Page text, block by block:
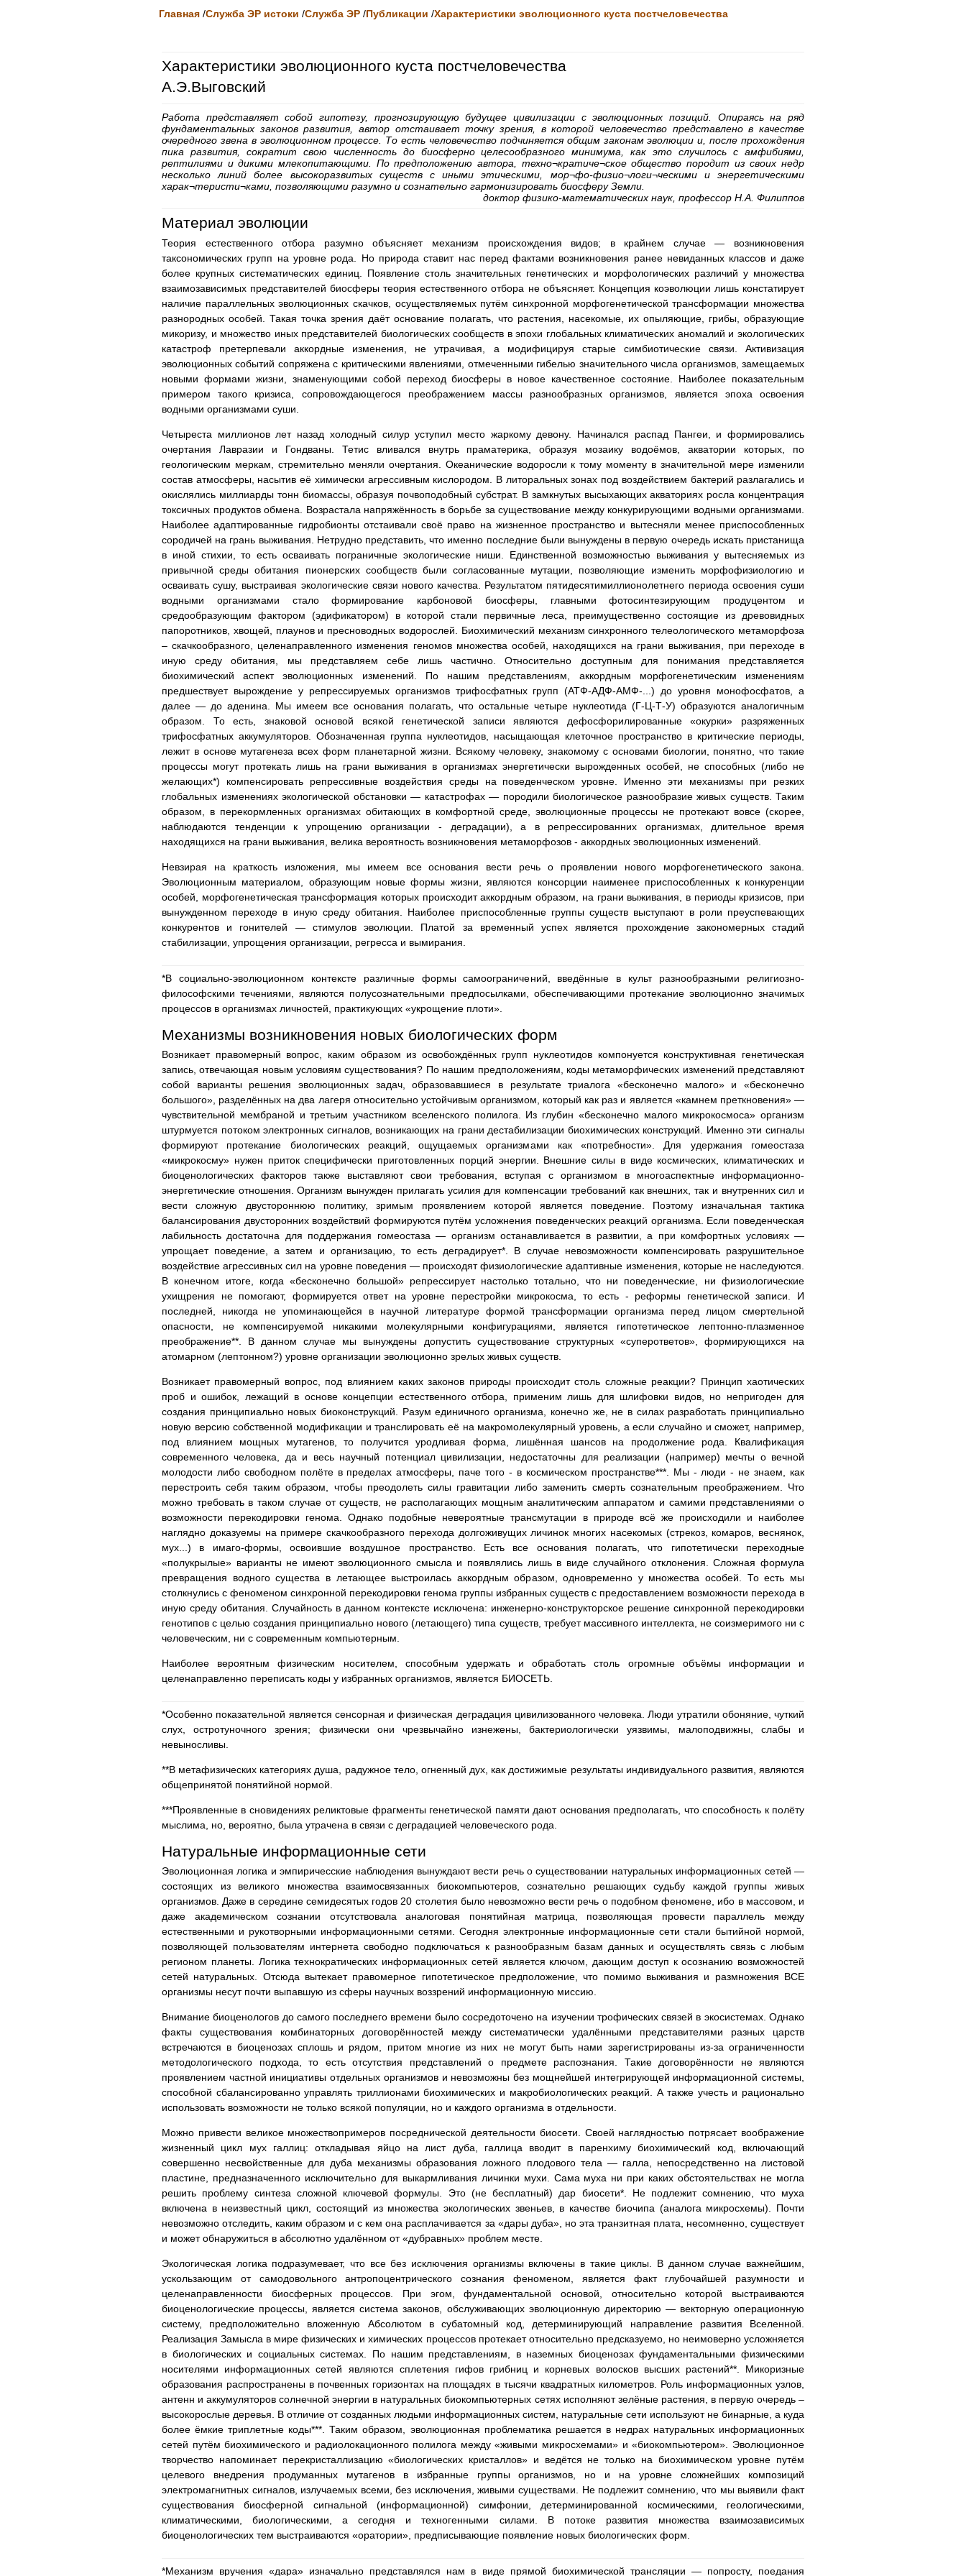
Главная /Служба ЭР истоки /Служба ЭР /Публикации /Характеристики эволюционного куста постчеловечества
Характеристики эволюционного куста постчеловечества
А.Э.Выговский
Работа представляет собой гипотезу, прогнозирующую будущее цивилизации с эволюционных позиций. Опираясь на ряд
фундаментальных законов развития, автор отстаивает точку зрения, в которой человечество представлено в качестве
очередного звена в эволюционном процессе. То есть человечество подчиняется общим законам эволюции и, после прохождения
пика развития, сократит свою численность до биосферно целесообразного минимума, как это случилось с амфибиями,
рептилиями и дикими млекопитающими. По предположению автора, техно¬кратиче¬ское общество породит из своих недр
несколько линий более высокоразвитых существ с иными этическими, мор¬фо-физио¬логи¬ческими и энергетическими
харак¬теристи¬ками, позволяющими разумно и сознательно гармонизировать биосферу Земли.
доктор физико-математических наук, профессор Н.А. Филиппов
Материал эволюции
Теория естественного отбора разумно объясняет механизм происхождения видов; в крайнем случае — возникновения
таксономических групп на уровне рода. Но природа ставит нас перед фактами возникновения ранее невиданных классов и даже
более крупных систематических единиц. Появление столь значительных генетических и морфологических различий у множества
взаимозависимых представителей биосферы теория естественного отбора не объясняет. Концепция коэволюции лишь констатирует
наличие параллельных эволюционных скачков, осуществляемых путём синхронной морфогенетической трансформации множества
разнородных особей. Такая точка зрения даёт основание полагать, что растения, насекомые, их опыляющие, грибы, образующие
микоризу, и множество иных представителей биологических сообществ в эпохи глобальных климатических аномалий и экологических
катастроф претерпевали аккордные изменения, не утрачивая, а модифицируя старые симбиотические связи. Активизация
эволюционных событий сопряжена с критическими явлениями, отмеченными гибелью значительного числа организмов, замещаемых
новыми формами жизни, знаменующими собой переход биосферы в новое качественное состояние. Наиболее показательным
примером такого кризиса, сопровождающегося преображением массы разнообразных организмов, является эпоха освоения
водными организмами суши.
Четыреста миллионов лет назад холодный силур уступил место жаркому девону. Начинался распад Пангеи, и формировались
очертания Лавразии и Гондваны. Тетис вливался внутрь праматерика, образуя мозаику водоёмов, акватории которых, по
геологическим меркам, стремительно меняли очертания. Океанические водоросли к тому моменту в значительной мере изменили
состав атмосферы, насытив её химически агрессивным кислородом. В литоральных зонах под воздействием бактерий разлагались и
окислялись миллиарды тонн биомассы, образуя почвоподобный субстрат. В замкнутых высыхающих акваториях росла концентрация
токсичных продуктов обмена. Возрастала напряжённость в борьбе за существование между конкурирующими водными организмами.
Наиболее адаптированные гидробионты отстаивали своё право на жизненное пространство и вытесняли менее приспособленных
сородичей на грань выживания. Нетрудно представить, что именно последние были вынуждены в первую очередь искать пристанища
в иной стихии, то есть осваивать пограничные экологические ниши. Единственной возможностью выживания у вытесняемых из
привычной среды обитания пионерских сообществ были согласованные мутации, позволяющие изменить морфофизиологию и
осваивать сушу, выстраивая экологические связи нового качества. Результатом пятидесятимиллионолетнего периода освоения суши
водными организмами стало формирование карбоновой биосферы, главными фотосинтезирующим продуцентом и
средообразующим фактором (эдификатором) в которой стали первичные леса, преимущественно состоящие из древовидных
папоротников, хвощей, плаунов и пресноводных водорослей. Биохимический механизм синхронного телеологического метаморфоза
– скачкообразного, целенаправленного изменения геномов множества особей, находящихся на грани выживания, при переходе в
иную среду обитания, мы представляем себе лишь частично. Относительно доступным для понимания представляется
биохимический аспект эволюционных изменений. По нашим представлениям, аккордным морфогенетическим изменениям
предшествует вырождение у репрессируемых организмов трифосфатных групп (АТФ-АДФ-АМФ-...) до уровня монофосфатов, а
далее — до аденина. Мы имеем все основания полагать, что остальные четыре нуклеотида (Г-Ц-Т-У) образуются аналогичным
образом. То есть, знаковой основой всякой генетической записи являются дефосфорилированные «окурки» разряженных
трифосфатных аккумуляторов. Обозначенная группа нуклеотидов, насыщающая клеточное пространство в критические периоды,
лежит в основе мутагенеза всех форм планетарной жизни. Всякому человеку, знакомому с основами биологии, понятно, что такие
процессы могут протекать лишь на грани выживания в организмах энергетически вырожденных особей, не способных (либо не
желающих*) компенсировать репрессивные воздействия среды на поведенческом уровне. Именно эти механизмы при резких
глобальных изменениях экологической обстановки — катастрофах — породили биологическое разнообразие живых существ. Таким
образом, в перекормленных организмах обитающих в комфортной среде, эволюционные процессы не протекают вовсе (скорее,
наблюдаются тенденции к упрощению организации - деградации), а в репрессированних организмах, длительное время
находящихся на грани выживания, велика вероятность возникновения метаморфозов - аккордных эволюционных изменений.
Невзирая на краткость изложения, мы имеем все основания вести речь о проявлении нового морфогенетического закона.
Эволюционным материалом, образующим новые формы жизни, являются консорции наименее приспособленных к конкуренции
особей, морфогенетическая трансформация которых происходит аккордным образом, на грани выживания, в периоды кризисов, при
вынужденном переходе в иную среду обитания. Наиболее приспособленные группы существ выступают в роли преуспевающих
конкурентов и гонителей — стимулов эволюции. Платой за временный успех является прохождение закономерных стадий
стабилизации, упрощения организации, регресса и вымирания.
*В социально-эволюционном контексте различные формы самоограничений, введённые в культ разнообразными религиозно-
философскими течениями, являются полусознательными предпосылками, обеспечивающими протекание эволюционно значимых
процессов в организмах личностей, практикующих «укрощение плоти».
Механизмы возникновения новых биологических форм
Возникает правомерный вопрос, каким образом из освобождённых групп нуклеотидов компонуется конструктивная генетическая
запись, отвечающая новым условиям существования? По нашим предположениям, коды метаморфических изменений представляют
собой варианты решения эволюционных задач, образовавшиеся в результате триалога «бесконечно малого» и «бесконечно
большого», разделённых на два лагеря относительно устойчивым организмом, который как раз и является «камнем преткновения» —
чувствительной мембраной и третьим участником вселенского полилога. Из глубин «бесконечно малого микрокосмоса» организм
штурмуется потоком электронных сигналов, возникающих на грани дестабилизации биохимических конструкций. Именно эти сигналы
формируют протекание биологических реакций, ощущаемых организмами как «потребности». Для удержания гомеостаза
«микрокосму» нужен приток специфически приготовленных порций энергии. Внешние силы в виде космических, климатических и
биоценологических факторов также выставляют свои требования, вступая с организмом в многоаспектные информационно-
энергетические отношения. Организм вынужден прилагать усилия для компенсации требований как внешних, так и внутренних сил и
вести сложную двустороннюю политику, зримым проявлением которой является поведение. Поэтому изначальная тактика
балансирования двусторонних воздействий формируются путём усложнения поведенческих реакций организма. Если поведенческая
лабильность достаточна для поддержания гомеостаза — организм останавливается в развитии, а при комфортных условиях —
упрощает поведение, а затем и организацию, то есть деградирует*. В случае невозможности компенсировать разрушительное
воздействие агрессивных сил на уровне поведения — происходят физиологические адаптивные изменения, которые не наследуются.
В конечном итоге, когда «бесконечно большой» репрессирует настолько тотально, что ни поведенческие, ни физиологические
ухищрения не помогают, формируется ответ на уровне перестройки микрокосма, то есть - реформы генетической записи. И
последней, никогда не упоминающейся в научной литературе формой трансформации организма перед лицом смертельной
опасности, не компенсируемой никакими молекулярными конфигурациями, является гипотетическое лептонно-плазменное
преображение**. В данном случае мы вынуждены допустить существование структурных «суперответов», формирующихся на
атомарном (лептонном?) уровне организации эволюционно зрелых живых существ.
Возникает правомерный вопрос, под влиянием каких законов природы происходит столь сложные реакции? Принцип хаотических
проб и ошибок, лежащий в основе концепции естественного отбора, применим лишь для шлифовки видов, но непригоден для
создания принципиально новых биоконструкций. Разум единичного организма, конечно же, не в силах разработать принципиально
новую версию собственной модификации и транслировать её на макромолекулярный уровень, а если случайно и сможет, например,
под влиянием мощных мутагенов, то получится уродливая форма, лишённая шансов на продолжение рода. Квалификация
современного человека, да и весь научный потенциал цивилизации, недостаточны для реализации (например) мечты о вечной
молодости либо свободном полёте в пределах атмосферы, паче того - в космическом пространстве***. Мы - люди - не знаем, как
перестроить себя таким образом, чтобы преодолеть силы гравитации либо заменить смерть сознательным преображением. Что
можно требовать в таком случае от существ, не располагающих мощным аналитическим аппаратом и самими представлениями о
возможности перекодировки генома. Однако подобные невероятные трансмутации в природе всё же происходили и наиболее
наглядно доказуемы на примере скачкообразного перехода долгоживущих личинок многих насекомых (стрекоз, комаров, веснянок,
мух...) в имаго-формы, освоившие воздушное пространство. Есть все основания полагать, что гипотетически переходные
«полукрылые» варианты не имеют эволюционного смысла и появлялись лишь в виде случайного отклонения. Сложная формула
превращения водного существа в летающее выстроилась аккордным образом, одновременно у множества особей. То есть мы
столкнулись с феноменом синхронной перекодировки генома группы избранных существ с предоставлением возможности перехода в
иную среду обитания. Случайность в данном контексте исключена: инженерно-конструкторское решение синхронной перекодировки
генотипов с целью создания принципиально нового (летающего) типа существ, требует массивного интеллекта, не соизмеримого ни с
человеческим, ни с современным компьютерным.
Наиболее вероятным физическим носителем, способным удержать и обработать столь огромные объёмы информации и
целенаправленно переписать коды у избранных организмов, является БИОСЕТЬ.
*Особенно показательной является сенсорная и физическая деградация цивилизованного человека. Люди утратили обоняние, чуткий
слух, остротуночного зрения; физически они чрезвычайно изнежены, бактериологически уязвимы, малоподвижны, слабы и
невыносливы.
**В метафизических категориях душа, радужное тело, огненный дух, как достижимые результаты индивидуального развития, являются
общепринятой понятийной нормой.
***Проявленные в сновидениях реликтовые фрагменты генетической памяти дают основания предполагать, что способность к полёту
мыслима, но, вероятно, была утрачена в связи с деградацией человеческого рода.
Натуральные информационные сети
Эволюционная логика и эмпиричесские наблюдения вынуждают вести речь о существовании натуральных информационных сетей —
состоящих из великого множества взаимосвязанных биокомпьютеров, сознательно решающих судьбу каждой группы живых
организмов. Даже в середине семидесятых годов 20 столетия было невозможно вести речь о подобном феномене, ибо в массовом, и
даже академическом сознании отсутствовала аналоговая понятийная матрица, позволяющая провести параллель между
естественными и рукотворными информационными сетями. Сегодня электронные информационные сети стали бытийной нормой,
позволяющей пользователям интернета свободно подключаться к разнообразным базам данных и осуществлять связь с любым
регионом планеты. Логика технократических информационных сетей является ключом, дающим доступ к осознанию возможностей
сетей натуральных. Отсюда вытекает правомерное гипотетическое предположение, что помимо выживания и размножения ВСЕ
организмы несут почти выпавшую из сферы научных воззрений информационную миссию.
Внимание биоценологов до самого последнего времени было сосредоточено на изучении трофических связей в экосистемах. Однако
факты существования комбинаторных договорённостей между систематически удалёнными представителями разных царств
встречаются в биоценозах сплошь и рядом, притом многие из них не могут быть нами зарегистрированы из-за ограниченности
методологического подхода, то есть отсутствия представлений о предмете распознания. Такие договорённости не являются
проявлением частной инициативы отдельных организмов и невозможны без мощнейшей интегрирующей информационной системы,
способной сбалансированно управлять триллионами биохимических и макробиологических реакций. А также учесть и рационально
использовать возможности не только всякой популяции, но и каждого организма в отдельности.
Можно привести великое множествопримеров посреднической деятельности биосети. Своей наглядностью потрясает воображение
жизненный цикл мух галлиц: откладывая яйцо на лист дуба, галлица вводит в паренхиму биохимический код, включающий
совершенно несвойственные для дуба механизмы образования ложного плодового тела — галла, непосредственно на листовой
пластине, предназначенного исключительно для выкармливания личинки мухи. Сама муха ни при каких обстоятельствах не могла
решить проблему синтеза сложной ключевой формулы. Это (не бесплатный) дар биосети*. Не подлежит сомнению, что муха
включена в неизвестный цикл, состоящий из множества экологических звеньев, в качестве биочипа (аналога микросхемы). Почти
невозможно отследить, каким образом и с кем она расплачивается за «дары дуба», но эта транзитная плата, несомненно, существует
и может обнаружиться в абсолютно удалённом от «дубравных» проблем месте.
Экологическая логика подразумевает, что все без исключения организмы включены в такие циклы. В данном случае важнейшим,
ускользающим от самодовольного антропоцентрического сознания феноменом, является факт глубочайшей разумности и
целенаправленности биосферных процессов. При эгом, фундаментальной основой, относительно которой выстраиваются
биоценологические процессы, является система законов, обслуживающих эволюционную директорию — векторную операционную
систему, предположительно вложенную Абсолютом в субатомный код, детерминирующий направление развития Вселенной.
Реализация Замысла в мире физических и химических процессов протекает относительно предсказуемо, но неимоверно усложняется
в биологических и социальных системах. По нашим представлениям, в наземных биоценозах фундаментальными физическими
носителями информационных сетей являются сплетения гифов грибниц и корневых волосков высших растений**. Микоризные
образования распространены в почвенных горизонтах на площадях в тысячи квадратных километров. Роль информационных узлов,
антенн и аккумуляторов солнечной энергии в натуральных биокомпьютерных сетях исполняют зелёные растения, в первую очередь –
высокорослые деревья. В отличие от созданных людьми информационных систем, натуральные сети используют не бинарные, а куда
более ёмкие триплетные коды***. Таким образом, эволюционная проблематика решается в недрах натуральных информационных
сетей путём биохимического и радиолокационного полилога между «живыми микросхемами» и «биокомпьютером». Эволюционное
творчество напоминает перекристаллизацию «биологических кристаллов» и ведётся не только на биохимическом уровне путём
целевого внедрения продуманных мутагенов в избранные группы организмов, но и на уровне сложнейших композиций
электромагнитных сигналов, излучаемых всеми, без исключения, живыми существами. Не подлежит сомнению, что мы выявили факт
существования биосферной сигнальной (информационной) симфонии, детерминированной космическими, геологическими,
климатическими, биологическими, а сегодня и техногенными силами. В потоке развития множества взаимозависимых
биоценологических тем выстраиваются «оратории», предписывающие появление новых биологических форм.
*Механизм вручения «дара» изначально представлялся нам в виде прямой биохимической трансляции — попросту, поедания